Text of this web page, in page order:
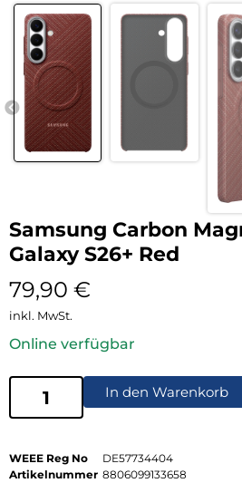
Samsung Carbon
Galaxy S26+ Red
79,90 €
inkl. MwSt.
Online verfügbar
In den Warenkorb
WEEE Reg No
DE57734404
Artikelnummer 8806099133658